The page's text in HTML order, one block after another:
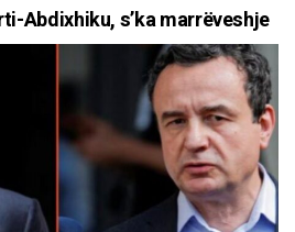
Abdixhiku, s’ka marrëveshje